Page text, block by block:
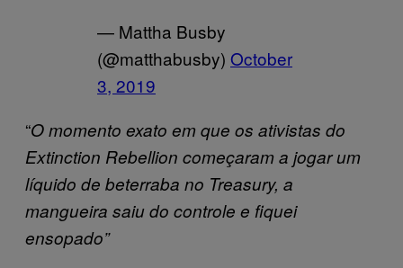
— Mattha Busby
(@matthabusby) October
3, 2019
“O momento exato em que os ativistas do
Extinction Rebellion começaram a jogar um
líquido de beterraba no Treasury, a
mangueira saiu do controle e fiquei
ensopado”